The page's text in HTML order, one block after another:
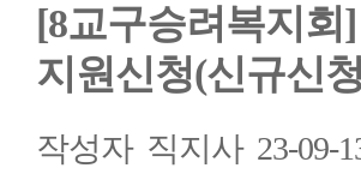
[8교구승려복지회
지원신청(신규신
작성자 직지사 23-09-